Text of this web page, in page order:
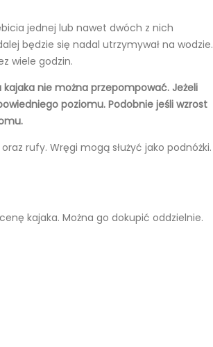
jednej lub nawet dwóch z nich
będzie się nadal utrzymywał na wodzie.
wiele godzin.
nie można przepompować. Jeżeli
poziomu. Podobnie jeśli wzrost
rufy. Wręgi mogą służyć jako podnóżki.
kajaka. Można go dokupić oddzielnie.